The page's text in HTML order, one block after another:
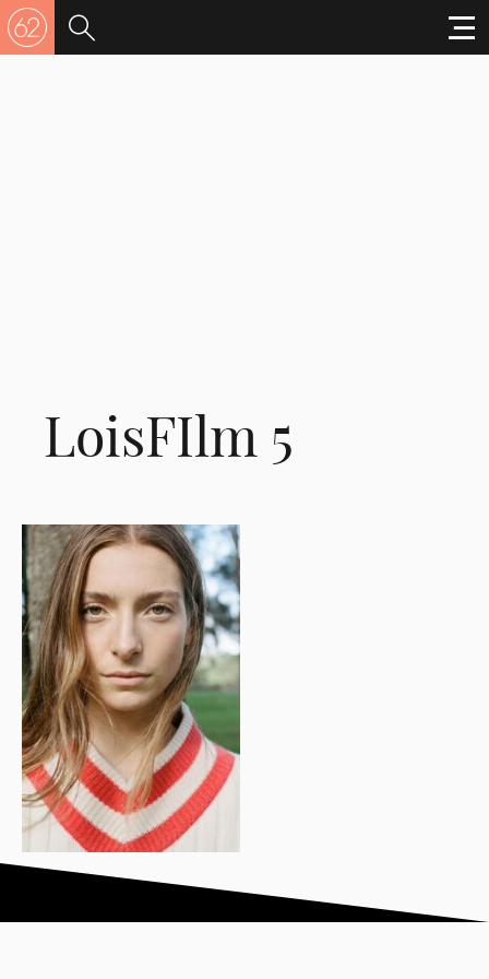
LoisFIlm 5